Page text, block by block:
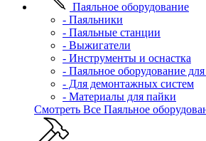
Паяльное оборудование
- Паяльники
- Паяльные станции
- Выжигатели
- Инструменты и оснастка
- Паяльное оборудование
- Для демонтажных систем
- Материалы для пайки
Смотреть Все Паяльное